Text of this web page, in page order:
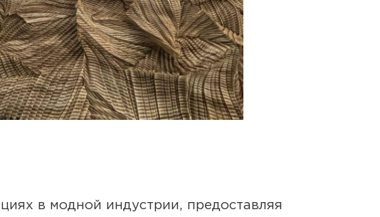
в модной индустрии, предоставляя